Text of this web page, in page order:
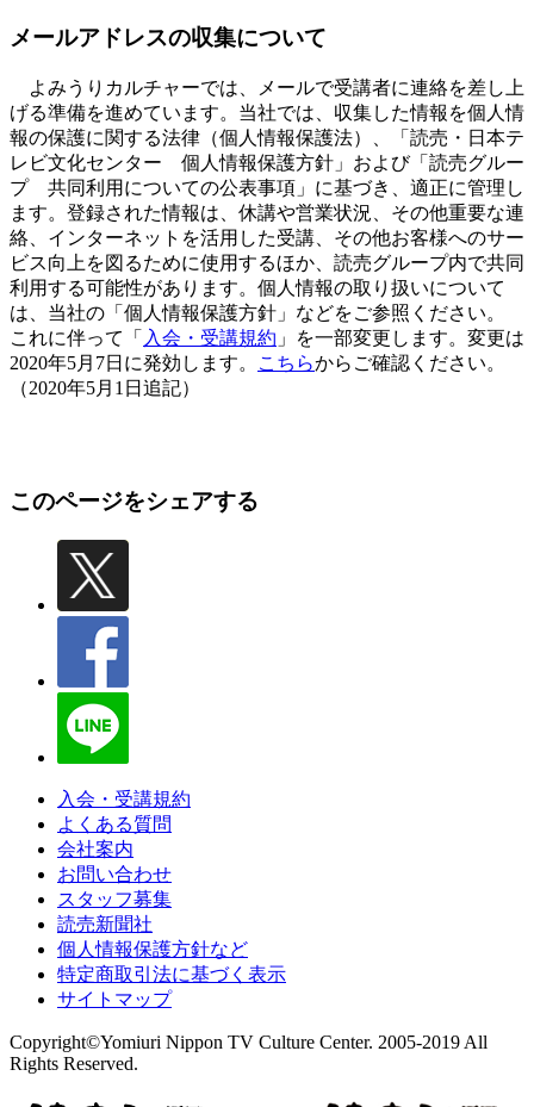
メールアドレスの収集について
よみうりカルチャーでは、メールで受講者に連絡を差し上
げる準備を進めています。当社では、収集した情報を個人情
報の保護に関する法律（個人情報保護法）、「読売・日本テ
レビ文化センター 個人情報保護方針」および「読売グルー
プ 共同利用についての公表事項」に基づき、適正に管理し
ます。登録された情報は、休講や営業状況、その他重要な連
絡、インターネットを活用した受講、その他お客様へのサー
ビス向上を図るために使用するほか、読売グループ内で共同
利用する可能性があります。個人情報の取り扱いについて
は、当社の「個人情報保護方針」などをご参照ください。
これに伴って「 入会・受講規約 」を一部変更します。変更は
2020年5月7日に発効します。
こちらからご確認ください。
（2020年5月1日追記）
このページをシェアする
入会・受講規約
よくある質問
会社案内
お問い合わせ
スタッフ募集
読売新聞社
個人情報保護方針など
特定商取引法に基づく表示
サイトマップ
Copyright©Yomiuri Nippon TV Culture Center. 2005-2019 All
Rights Reserved.